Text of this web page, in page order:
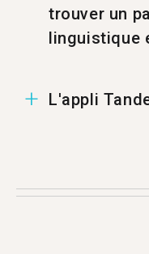
trouver un
linguistique
allemand à
L'appli
langue